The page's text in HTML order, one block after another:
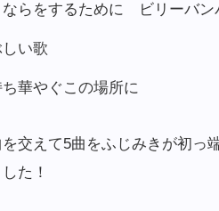
ならをするために ビリーバン
しい歌
華やぐこの場所に
交えて5曲をふじみきが初っ
た！